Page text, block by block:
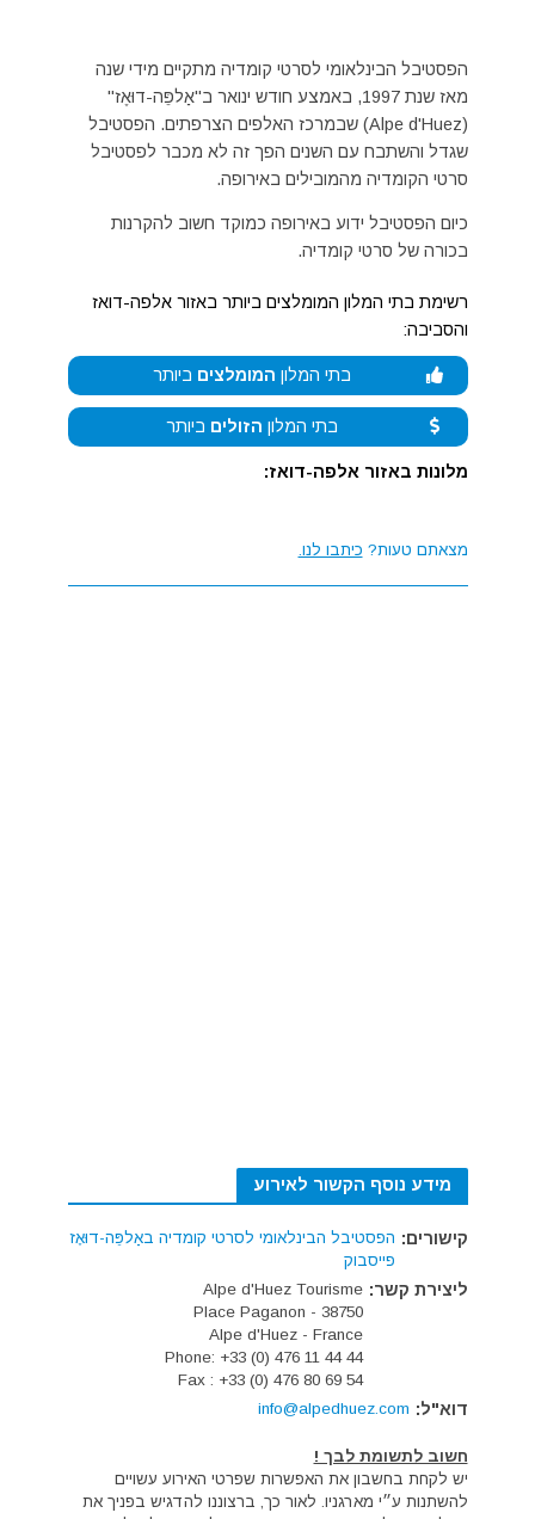
הפסטיבל הבינלאומי לסרטי קומדיה מתקיים מידי שנה
מאז שנת 1997, באמצע חודש ינואר ב"אַלפֵּה-דוּאֶז"
(Alpe d'Huez) שבמרכז האלפים הצרפתים. הפסטיבל
שגדל והשתבח עם השנים הפך זה לא מכבר לפסטיבל
סרטי הקומדיה מהמובילים באירופה.
כיום הפסטיבל ידוע באירופה כמוקד חשוב להקרנות
בכורה של סרטי קומדיה.
רשימת בתי המלון המומלצים ביותר באזור אלפה-דואז
והסביבה:
בתי המלון המומלצים ביותר
בתי המלון הזולים ביותר
מלונות באזור אלפה-דואז:
מצאתם טעות? כיתבו לנו.
מידע נוסף הקשור לאירוע
קישורים: הפסטיבל הבינלאומי לסרטי קומדיה באַלפֵּה-דוּאֶז
פייסבוק
ליצירת קשר: Alpe d'Huez Tourisme
Place Paganon - 38750
Alpe d'Huez - France
Phone: +33 (0) 476 11 44 44
Fax : +33 (0) 476 80 69 54
דוא"ל: info@alpedhuez.com
חשוב לתשומת לבך !
יש לקחת בחשבון את האפשרות שפרטי האירוע עשויים
להשתנות ע״י מארגניו. לאור כך, ברצוננו להדגיש בפניך את